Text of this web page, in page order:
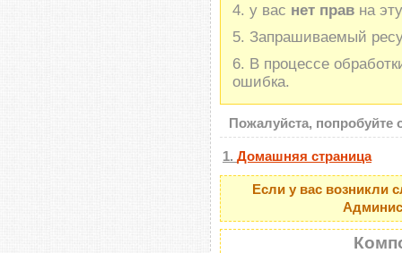
у вас нет прав на
Запрашиваемый
В процессе
ошибка.
Пожалуйста,
Домашняя страница
Если у вас возникли